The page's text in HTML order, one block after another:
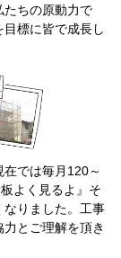
たちの原動力で
標に皆で成長し
では毎月120～
よく見るよ』そ
なりました。工事
とご理解を頂き